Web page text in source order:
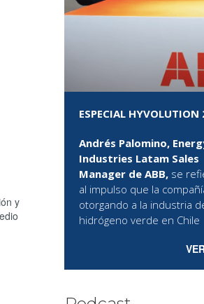
y
ESPECIAL HYVOLUTION
Andrés Palomino,
Industries Latam Sales
Manager de ABB, se
al impulso que la
otorgando a la industria
hidrógeno verde en Chile